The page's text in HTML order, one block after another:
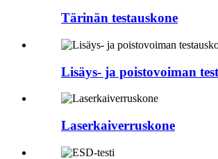
Tärinän testauskone
Lisäys- ja poistovoiman
Laserkaiverruskone